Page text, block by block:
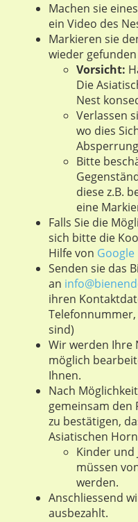
Machen sie
ein Video des
Markieren sie
wieder
Vorsicht:
Die
Nest
Verlassen
wo dies
Bitte
diese z.B.
eine
Falls Sie die
sich bitte die
Hilfe von Google
Senden sie das
an
ihren
sind)
Wir werden Ihre
möglich
Ihnen.
Nach
gemeinsam den
zu bestätigen,
Asiatischen
Kinder und
müssen
werden.
Anschliessend
ausbezahlt.